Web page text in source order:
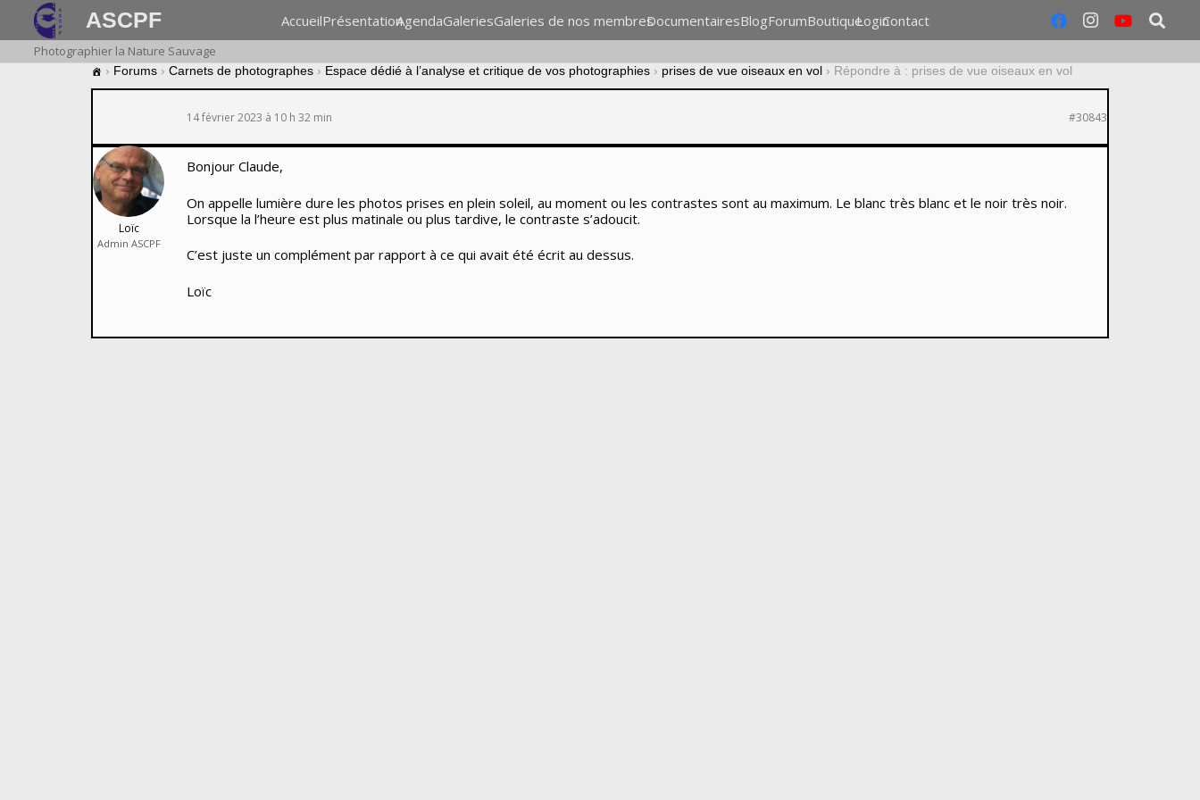
ASCPF AccueilPrésentationAgendaGaleriesGaleries de nos membresDocumentairesBlogForumBoutiqueLoginContact
Photographier la Nature Sauvage
› Forums › Carnets de photographes › Espace dédié à l’analyse et critique de vos photographies › prises de vue oiseaux en vol › Répondre à : prises de vue oiseaux en vol
14 février 2023 à 10 h 32 min #30843
Loïc
Admin ASCPF
Bonjour Claude,
On appelle lumière dure les photos prises en plein soleil, au moment ou les contrastes sont au maximum. Le blanc très blanc et le noir très noir.
Lorsque la l’heure est plus matinale ou plus tardive, le contraste s’adoucit.
C’est juste un complément par rapport à ce qui avait été écrit au dessus.
Loïc